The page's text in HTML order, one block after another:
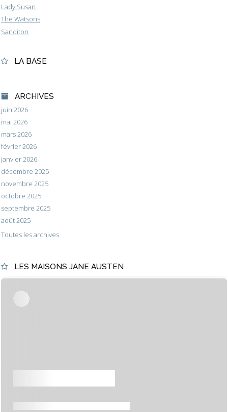
Lady Susan
The Watsons
Sanditon
LA BASE
ARCHIVES
juin 2026
mai 2026
mars 2026
février 2026
janvier 2026
décembre 2025
novembre 2025
octobre 2025
septembre 2025
août 2025
Toutes les archives
LES MAISONS JANE AUSTEN